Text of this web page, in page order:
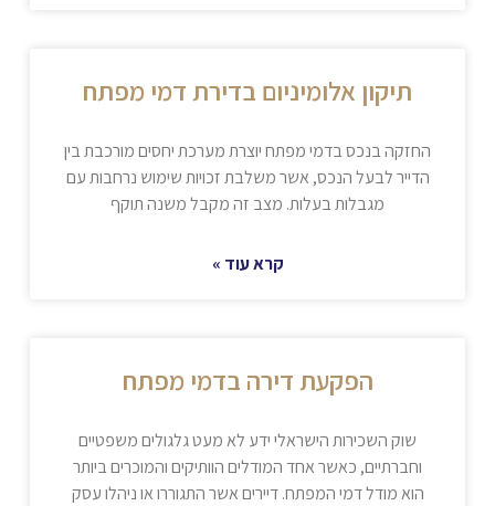
תיקון אלומיניום בדירת דמי מפתח
החזקה בנכס בדמי מפתח יוצרת מערכת יחסים מורכבת בין
הדייר לבעל הנכס, אשר משלבת זכויות שימוש נרחבות עם
מגבלות בעלות. מצב זה מקבל משנה תוקף
קרא עוד »
הפקעת דירה בדמי מפתח
שוק השכירות הישראלי ידע לא מעט גלגולים משפטיים
וחברתיים, כאשר אחד המודלים הוותיקים והמוכרים ביותר
הוא מודל דמי המפתח. דיירים אשר התגוררו או ניהלו עסק